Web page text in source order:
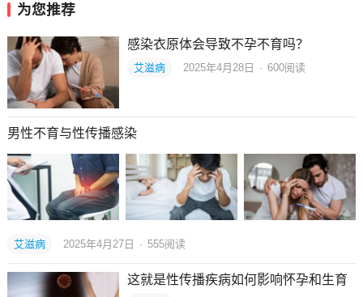
为您推荐
感染衣原体会导致不孕不育吗？
艾滋病 2025年4月28日 · 600阅读
男性不育与性传播感染
艾滋病 2025年4月27日 · 555阅读
这就是性传播疾病如何影响怀孕和生育